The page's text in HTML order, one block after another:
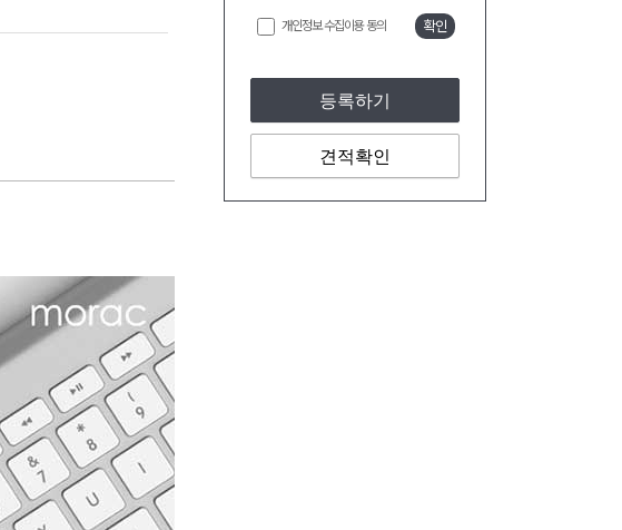
개인정보 수집이용 동의 확인
등록하기
견적확인